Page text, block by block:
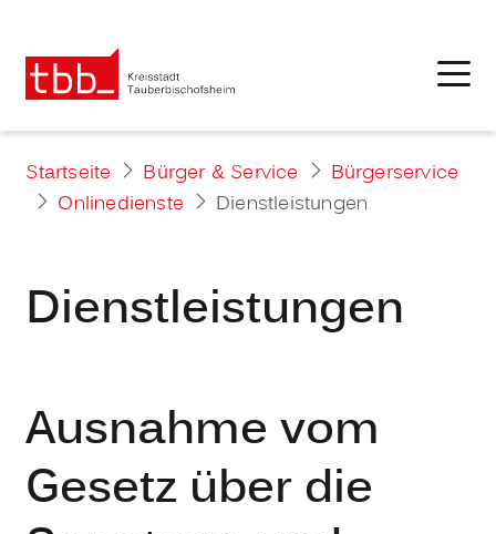
Startseite Bürger & Service
Bürgerservice
Onlinedienste
Dienstleistungen
Dienstleistungen
Ausnahme vom
Gesetz über die